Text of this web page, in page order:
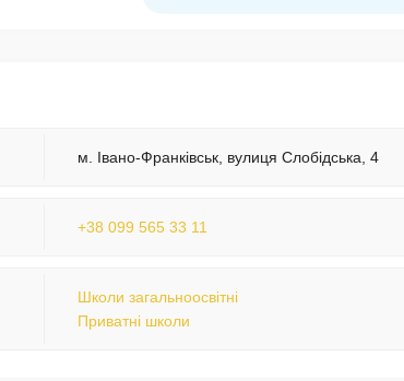
м. Івано-Франківськ, вулиця Слобідська, 4
+38 099 565 33 11
Школи загальноосвітні
Приватні школи